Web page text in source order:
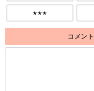
★★★
コメント